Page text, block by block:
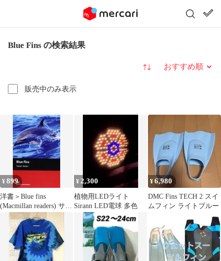
Blue Fins の検索結果
販売中のみ表示
並び替え
¥899
洋書＞Blue fins
(Macmillan readers) サ
ラ・アクステン
¥ 2,300
植物用LEDライト
Sirann LED電球 多色
¥6,980
DMC Fins TECH 2 スイ
ムフィン ライトブルー